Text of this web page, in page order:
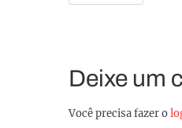
Deixe um
Você precisa fazer o